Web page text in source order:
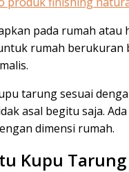
pada rumah
rumah
tarung sesuai
asal begitu saja.
dimensi rumah.
Kupu Tarung